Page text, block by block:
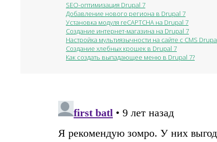
SEO-оптимизация Drupal 7
Добавление нового региона в Drupal 7
Установка модуля reCAPTCHA на Drupal 7
Создание интернет-магазина на Drupal 7
Настройка мультиязычности на сайте с CMS
Создание хлебных крошек в Drupal 7
Как создать выпадающее меню в Drupal 7?